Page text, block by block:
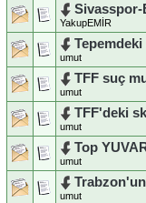
Sivasspor-
YakupEMİR
umut
TFF suç
umut
TFF'deki
umut
Top
umut
umut